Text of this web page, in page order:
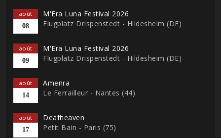
août
08
M'Era Luna Festival 2026
Flugplatz Drispenstedt - Hildesheim (DE)
août
09
M'Era Luna Festival 2026
Flugplatz Drispenstedt - Hildesheim (DE)
août
14
Amenra
Le Ferrailleur - Nantes (44)
août
17
Deafheaven
Petit Bain - Paris (75)